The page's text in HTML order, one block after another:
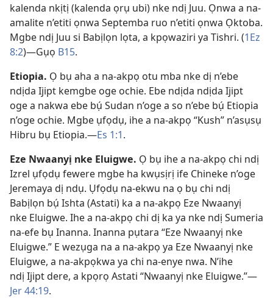
kalenda nkịtị (kalenda ọrụ ubi) nke ndị Juu. Ọnwa a na-
amalite n’etiti ọnwa Septemba ruo n’etiti ọnwa Ọktoba.
Mgbe ndị Juu si Babịlọn lọta, a kpọwaziri ya Tishri. (1Ez
8:2)​—Gụọ B15.
Etiopia. Ọ bụ aha a na-akpọ otu mba nke dị n’ebe
ndịda Ijipt kemgbe oge ochie. Ebe ndịda ndịda Ijipt
oge a nakwa ebe bụ́ Sudan n’oge a so n’ebe bụ́ Etiopia
n’oge ochie. Mgbe ụfọdụ, ihe a na-akpọ “Kush” n’asụsụ
Hibru bụ Etiopia.​—Es 1:1.
Eze Nwaanyị nke Eluigwe. Ọ bụ ihe a na-akpọ chi ndị
Izrel ụfọdụ fewere mgbe ha kwụsịrị ife Chineke n’oge
Jeremaya dị ndụ. Ụfọdụ na-ekwu na ọ bụ chi ndị
Babịlọn bụ́ Ishta (Astati) ka a na-akpọ Eze Nwaanyị
nke Eluigwe. Ihe a na-akpọ chi dị ka ya nke ndị Sumeria
na-efe bụ Inanna. Inanna pụtara “Eze Nwaanyị nke
Eluigwe.” E wezụga na a na-akpọ ya Eze Nwaanyị nke
Eluigwe, a na-akpọkwa ya chi na-enye nwa. N’ihe
ndị Ijipt dere, a kpọrọ Astati “Nwaanyị nke Eluigwe.”​—
Jer 44:19.